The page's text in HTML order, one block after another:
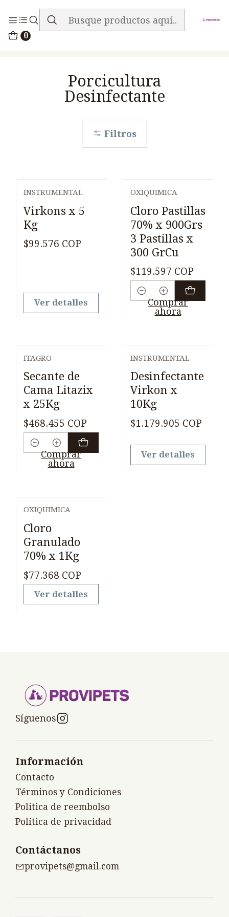
0
ENVIO GRATIS EN TODA LA TIENDA
Porcicultura
Desinfectante
Filtros
INSTRUMENTAL
Virkons x 5
Kg
$99.576 COP
Ver detalles
OXIQUIMICA
Cloro Pastillas
70% x 900Grs
3 Pastillas x
300 GrCu
$119.597 COP
Cantidad
Comprar
ahora
ITAGRO
Secante de
Cama Litazix
x 25Kg
$468.455 COP
Cantidad
Comprar
ahora
INSTRUMENTAL
Desinfectante
Virkon x
10Kg
$1.179.905 COP
Ver detalles
OXIQUIMICA
Cloro
Granulado
70% x 1Kg
$77.368 COP
Ver detalles
Síguenos
Información
Contacto
Términos y Condiciones
Politica de reembolso
Política de privacidad
Contáctanos
provipets@gmail.com